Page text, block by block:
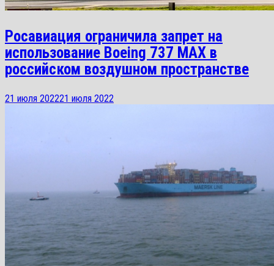
Росавиация ограничила запрет на
использование Boeing 737 MAX в
российском воздушном пространстве
21 июля 202221 июля 2022